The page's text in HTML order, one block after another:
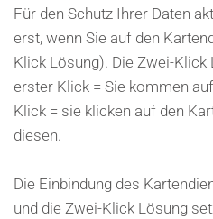
Für den Schutz Ihrer Daten
erst, wenn Sie auf den
Klick Lösung). Die Zwei-
erster Klick = Sie kommen
Klick = sie klicken auf den
diesen.
Die Einbindung des
und die Zwei-Klick Lösung